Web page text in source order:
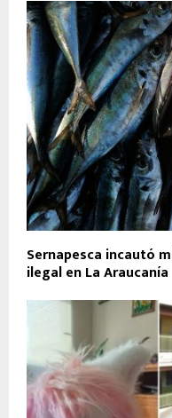
Sernapesca incautó
ilegal en La Araucanía